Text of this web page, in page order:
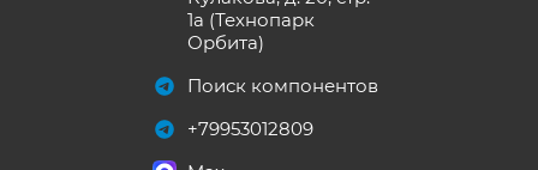
1а (Технопарк
Орбита)
Поиск компонентов
+79953012809